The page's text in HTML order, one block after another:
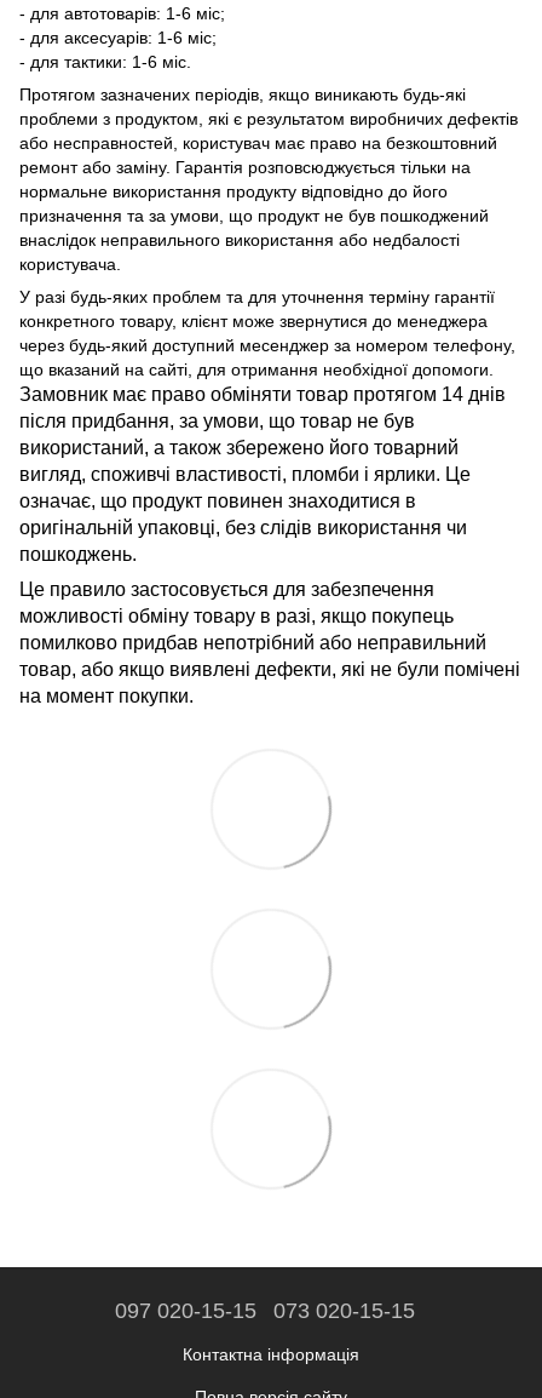
- для автотоварів: 1-6 міс;
- для аксесуарів: 1-6 міс;
- для тактики: 1-6 міс.
Протягом зазначених періодів, якщо виникають будь-які
проблеми з продуктом, які є результатом виробничих дефектів
або несправностей, користувач має право на безкоштовний
ремонт або заміну. Гарантія розповсюджується тільки на
нормальне використання продукту відповідно до його
призначення та за умови, що продукт не був пошкоджений
внаслідок неправильного використання або недбалості
користувача.
У разі будь-яких проблем та для уточнення терміну гарантії
конкретного товару, клієнт може звернутися до менеджера
через будь-який доступний месенджер за номером телефону,
що вказаний на сайті, для отримання необхідної допомоги.
Замовник має право обміняти товар протягом 14 днів
після придбання, за умови, що товар не був
використаний, а також збережено його товарний
вигляд, споживчі властивості, пломби і ярлики. Це
означає, що продукт повинен знаходитися в
оригінальній упаковці, без слідів використання чи
пошкоджень.
Це правило застосовується для забезпечення
можливості обміну товару в разі, якщо покупець
помилково придбав непотрібний або неправильний
товар, або якщо виявлені дефекти, які не були помічені
на момент покупки.
097 020-15-15 073 020-15-15
Контактна інформація